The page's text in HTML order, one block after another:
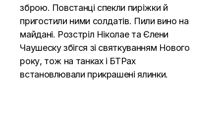
зброю. Повстанці спекли пиріжки й
пригостили ними солдатів. Пили вино на
майдані. Розстріл Ніколае та Єлени
Чаушеску збігся зі святкуванням Нового
року, тож на танках і БТРах
встановлювали прикрашені ялинки.